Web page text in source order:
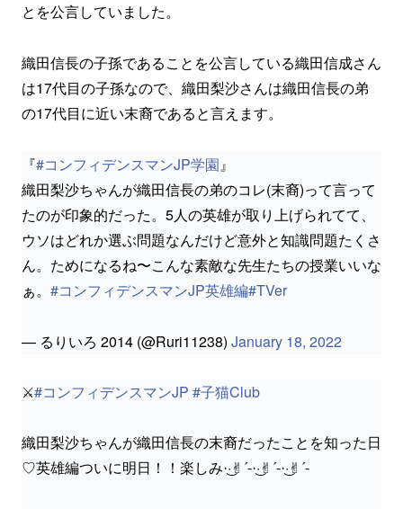
とを公言していました。
織田信長の子孫であることを公言している織田信成さん
は17代目の子孫なので、織田梨沙さんは織田信長の弟
の17代目に近い末裔であると言えます。
『#コンフィデンスマンJP学園』
織田梨沙ちゃんが織田信長の弟のコレ(末裔)って言って
たのが印象的だった。5人の英雄が取り上げられてて、
ウソはどれか選ぶ問題なんだけど意外と知識問題たくさ
ん。ためになるね〜こんな素敵な先生たちの授業いいな
ぁ。 #コンフィデンスマンJP英雄編#TVer
— るりいろ 2014 (@Ruri11238) January 18, 2022
⚔️#コンフィデンスマンJP #子猫Club
織田梨沙ちゃんが織田信長の末裔だったことを知った日
♡英雄編ついに明日！！楽しみ·͜·✌︎´-·͜·✌︎´-·͜·✌︎´-